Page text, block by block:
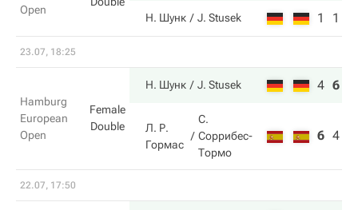
Open
Н. Шунк J. Stusek 1 1
23.07, 18:25
Hamburg
European
Open
Female
Double
Н. Шунк J. Stusek 4 6
Л. Р.
Гормас
С.
Соррибес-
Тормо
6 4
22.07, 17:50